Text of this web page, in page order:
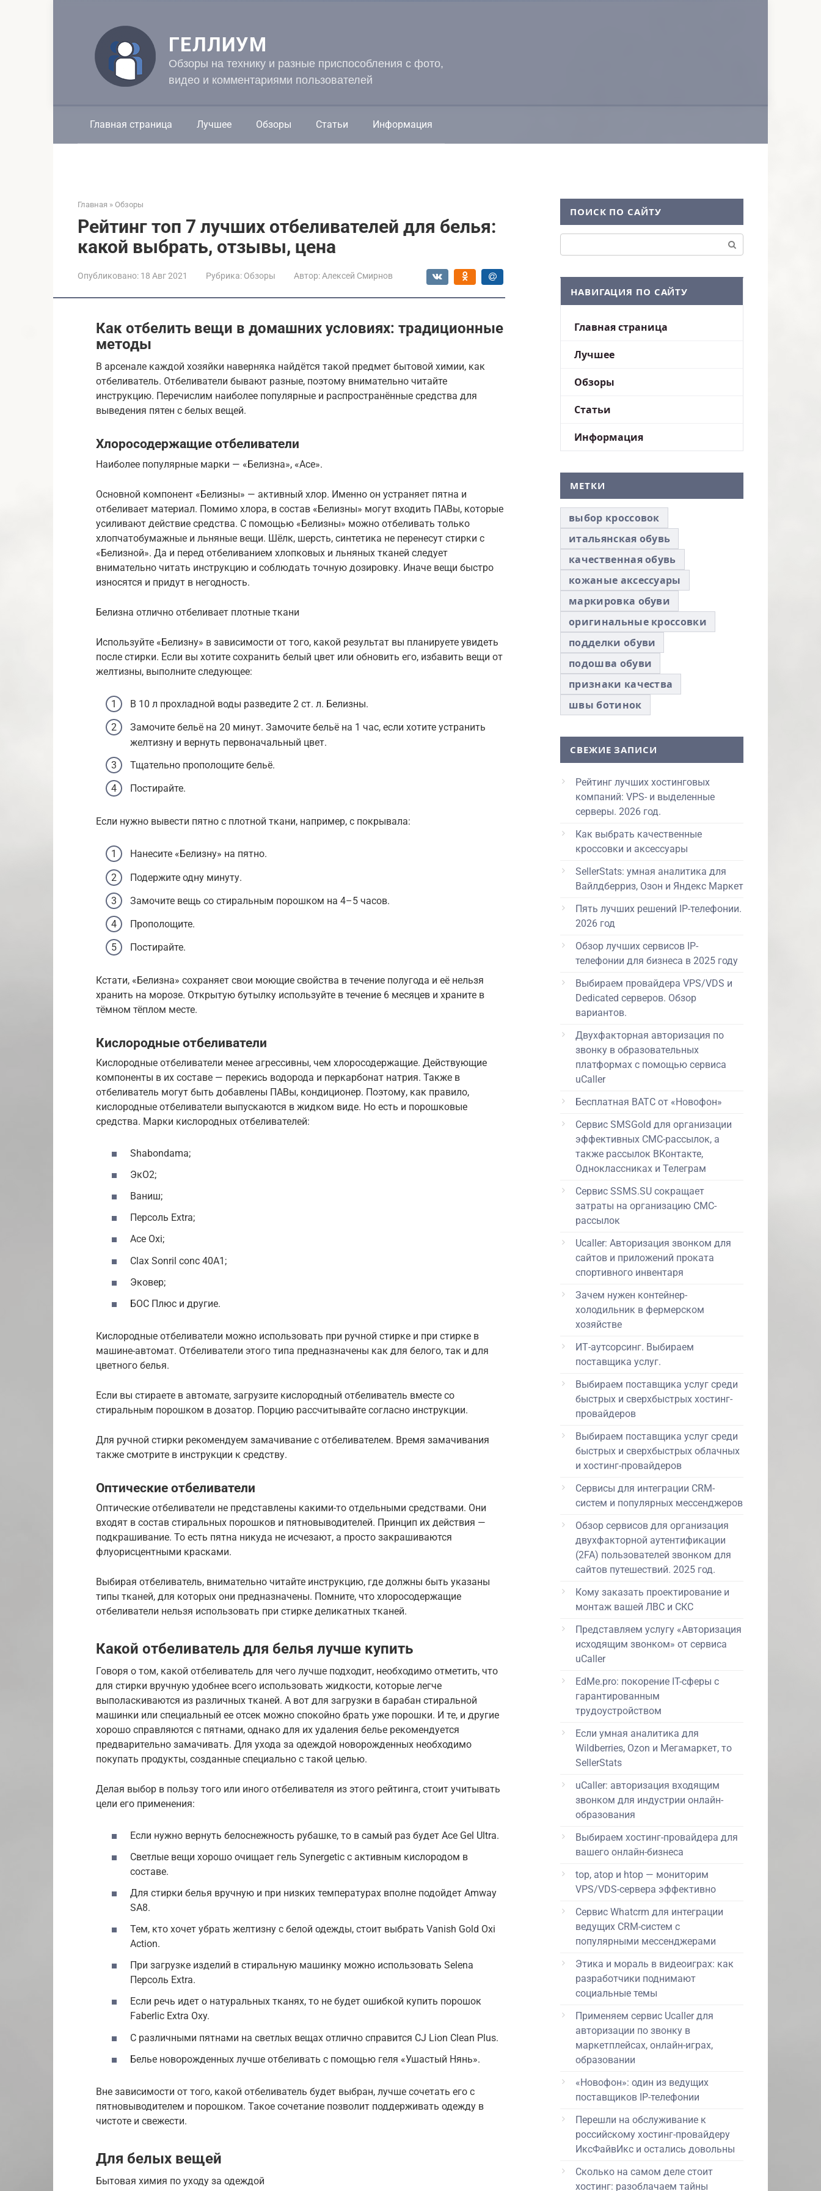
ГЕЛЛИУМ
Обзоры на технику и разные приспособления с фото,
видео и комментариями пользователей
Главная страница Лучшее Обзоры Статьи Информация
Главная » Обзоры
Рейтинг топ 7 лучших отбеливателей для белья:
какой выбрать, отзывы, цена
Опубликовано: 18 Авг 2021 Рубрика: Обзоры Автор: Алексей Смирнов
Как отбелить вещи в домашних условиях: традиционные
методы
В арсенале каждой хозяйки наверняка найдётся такой предмет бытовой химии, как
отбеливатель. Отбеливатели бывают разные, поэтому внимательно читайте
инструкцию. Перечислим наиболее популярные и распространённые средства для
выведения пятен с белых вещей.
Хлоросодержащие отбеливатели
Наиболее популярные марки — «Белизна», «Ace».
Основной компонент «Белизны» — активный хлор. Именно он устраняет пятна и
отбеливает материал. Помимо хлора, в состав «Белизны» могут входить ПАВы, которые
усиливают действие средства. С помощью «Белизны» можно отбеливать только
хлопчатобумажные и льняные вещи. Шёлк, шерсть, синтетика не перенесут стирки с
«Белизной». Да и перед отбеливанием хлопковых и льняных тканей следует
внимательно читать инструкцию и соблюдать точную дозировку. Иначе вещи быстро
износятся и придут в негодность.
Белизна отлично отбеливает плотные ткани
Используйте «Белизну» в зависимости от того, какой результат вы планируете увидеть
после стирки. Если вы хотите сохранить белый цвет или обновить его, избавить вещи от
желтизны, выполните следующее:
В 10 л прохладной воды разведите 2 ст. л. Белизны.
Замочите бельё на 20 минут. Замочите бельё на 1 час, если хотите устранить
желтизну и вернуть первоначальный цвет.
Тщательно прополощите бельё.
Постирайте.
Если нужно вывести пятно с плотной ткани, например, с покрывала:
Нанесите «Белизну» на пятно.
Подержите одну минуту.
Замочите вещь со стиральным порошком на 4–5 часов.
Прополощите.
Постирайте.
Кстати, «Белизна» сохраняет свои моющие свойства в течение полугода и её нельзя
хранить на морозе. Открытую бутылку используйте в течение 6 месяцев и храните в
тёмном тёплом месте.
Кислородные отбеливатели
Кислородные отбеливатели менее агрессивны, чем хлоросодержащие. Действующие
компоненты в их составе — перекись водорода и перкарбонат натрия. Также в
отбеливатель могут быть добавлены ПАВы, кондиционер. Поэтому, как правило,
кислородные отбеливатели выпускаются в жидком виде. Но есть и порошковые
средства. Марки кислородных отбеливателей:
Shabondama;
ЭкО2;
Ваниш;
Персоль Extra;
Ace Oxi;
Clax Sonril conc 40A1;
Эковер;
БОС Плюс и другие.
Кислородные отбеливатели можно использовать при ручной стирке и при стирке в
машине-автомат. Отбеливатели этого типа предназначены как для белого, так и для
цветного белья.
Если вы стираете в автомате, загрузите кислородный отбеливатель вместе со
стиральным порошком в дозатор. Порцию рассчитывайте согласно инструкции.
Для ручной стирки рекомендуем замачивание с отбеливателем. Время замачивания
также смотрите в инструкции к средству.
Оптические отбеливатели
Оптические отбеливатели не представлены какими-то отдельными средствами. Они
входят в состав стиральных порошков и пятновыводителей. Принцип их действия —
подкрашивание. То есть пятна никуда не исчезают, а просто закрашиваются
флуорисцентными красками.
Выбирая отбеливатель, внимательно читайте инструкцию, где должны быть указаны
типы тканей, для которых они предназначены. Помните, что хлоросодержащие
отбеливатели нельзя использовать при стирке деликатных тканей.
Какой отбеливатель для белья лучше купить
Говоря о том, какой отбеливатель для чего лучше подходит, необходимо отметить, что
для стирки вручную удобнее всего использовать жидкости, которые легче
выполаскиваются из различных тканей. А вот для загрузки в барабан стиральной
машинки или специальный ее отсек можно спокойно брать уже порошки. И те, и другие
хорошо справляются с пятнами, однако для их удаления белье рекомендуется
предварительно замачивать. Для ухода за одеждой новорожденных необходимо
покупать продукты, созданные специально с такой целью.
Делая выбор в пользу того или иного отбеливателя из этого рейтинга, стоит учитывать
цели его применения:
Если нужно вернуть белоснежность рубашке, то в самый раз будет Ace Gel Ultra.
Светлые вещи хорошо очищает гель Synergetic с активным кислородом в
составе.
Для стирки белья вручную и при низких температурах вполне подойдет Amway
SA8.
Тем, кто хочет убрать желтизну с белой одежды, стоит выбрать Vanish Gold Oxi
Action.
При загрузке изделий в стиральную машинку можно использовать Selena
Персоль Extra.
Если речь идет о натуральных тканях, то не будет ошибкой купить порошок
Faberlic Extra Oxy.
С различными пятнами на светлых вещах отлично справится CJ Lion Clean Plus.
Белье новорожденных лучше отбеливать с помощью геля «Ушастый Нянь».
Вне зависимости от того, какой отбеливатель будет выбран, лучше сочетать его с
пятновыводителем и порошком. Такое сочетание позволит поддерживать одежду в
чистоте и свежести.
Для белых вещей
Бытовая химия по уходу за одеждой
ПОИСК ПО САЙТУ
НАВИГАЦИЯ ПО САЙТУ
Главная страница
Лучшее
Обзоры
Статьи
Информация
МЕТКИ
выбор кроссовок
итальянская обувь
качественная обувь
кожаные аксессуары
маркировка обуви
оригинальные кроссовки
подделки обуви
подошва обуви
признаки качества
швы ботинок
СВЕЖИЕ ЗАПИСИ
Рейтинг лучших хостинговых
компаний: VPS- и выделенные
серверы. 2026 год.
Как выбрать качественные
кроссовки и аксессуары
SellerStats: умная аналитика для
Вайлдберриз, Озон и Яндекс Маркет
Пять лучших решений IP-телефонии.
2026 год
Обзор лучших сервисов IP-
телефонии для бизнеса в 2025 году
Выбираем провайдера VPS/VDS и
Dedicated серверов. Обзор
вариантов.
Двухфакторная авторизация по
звонку в образовательных
платформах с помощью сервиса
uCaller
Бесплатная ВАТС от «Новофон»
Сервис SMSGold для организации
эффективных СМС-рассылок, а
также рассылок ВКонтакте,
Одноклассниках и Телеграм
Сервис SSMS.SU сокращает
затраты на организацию СМС-
рассылок
Ucaller: Авторизация звонком для
сайтов и приложений проката
спортивного инвентаря
Зачем нужен контейнер-
холодильник в фермерском
хозяйстве
ИТ-аутсорсинг. Выбираем
поставщика услуг.
Выбираем поставщика услуг среди
быстрых и сверхбыстрых хостинг-
провайдеров
Выбираем поставщика услуг среди
быстрых и сверхбыстрых облачных
и хостинг-провайдеров
Сервисы для интеграции CRM-
систем и популярных мессенджеров
Обзор сервисов для организация
двухфакторной аутентификации
(2FA) пользователей звонком для
сайтов путешествий. 2025 год.
Кому заказать проектирование и
монтаж вашей ЛВС и СКС
Представляем услугу «Авторизация
исходящим звонком» от сервиса
uCaller
EdMe.pro: покорение IT-сферы с
гарантированным
трудоустройством
Если умная аналитика для
Wildberries, Ozon и Мегамаркет, то
SellerStats
uCaller: авторизация входящим
звонком для индустрии онлайн-
образования
Выбираем хостинг-провайдера для
вашего онлайн-бизнеса
top, atop и htop — мониторим
VPS/VDS-сервера эффективно
Сервис Whatcrm для интеграции
ведущих CRM-систем с
популярными мессенджерами
Этика и мораль в видеоиграх: как
разработчики поднимают
социальные темы
Применяем сервис Ucaller для
авторизации по звонку в
маркетплейсах, онлайн-играх,
образовании
«Новофон»: один из ведущих
поставщиков IP-телефонии
Перешли на обслуживание к
российскому хостинг-провайдеру
ИксФайвИкс и остались довольны
Сколько на самом деле стоит
хостинг: разоблачаем тайны